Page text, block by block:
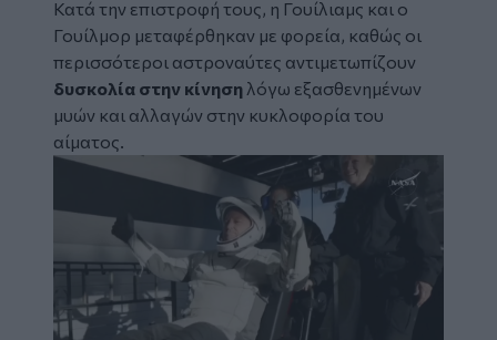
Κατά την επιστροφή τους, η Γουίλιαμς και ο
Γουίλμορ μεταφέρθηκαν με φορεία, καθώς οι
περισσότεροι αστροναύτες αντιμετωπίζουν
δυσκολία στην κίνηση λόγω εξασθενημένων
μυών και αλλαγών στην κυκλοφορία του
αίματος.